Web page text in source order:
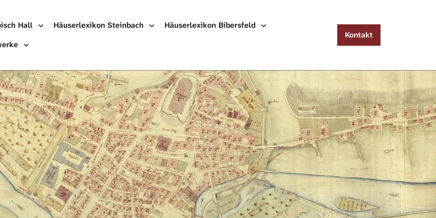
Hall
Häuserlexikon Steinbach
Häuserlexikon Bibersfeld
Kontakt
Häuserlexikon Bibersfeld
Digitale Nachschlagewerke